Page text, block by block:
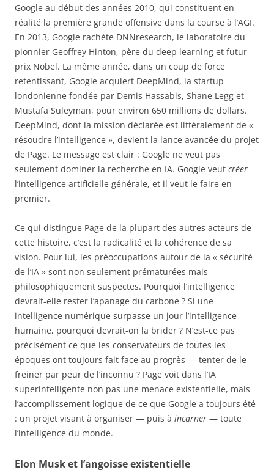
Google au début des années 2010, qui constituent en
réalité la première grande offensive dans la course à l’AGI.
En 2013, Google rachète DNNresearch, le laboratoire du
pionnier Geoffrey Hinton, père du deep learning et futur
prix Nobel. La même année, dans un coup de force
retentissant, Google acquiert DeepMind, la startup
londonienne fondée par Demis Hassabis, Shane Legg et
Mustafa Suleyman, pour environ 650 millions de dollars.
DeepMind, dont la mission déclarée est littéralement de «
résoudre l’intelligence », devient la lance avancée du projet
de Page. Le message est clair : Google ne veut pas
seulement dominer la recherche en IA. Google veut créer
l’intelligence artificielle générale, et il veut le faire en
premier.
Ce qui distingue Page de la plupart des autres acteurs de
cette histoire, c’est la radicalité et la cohérence de sa
vision. Pour lui, les préoccupations autour de la « sécurité
de l’IA » sont non seulement prématurées mais
philosophiquement suspectes. Pourquoi l’intelligence
devrait-elle rester l’apanage du carbone ? Si une
intelligence numérique surpasse un jour l’intelligence
humaine, pourquoi devrait-on la brider ? N’est-ce pas
précisément ce que les conservateurs de toutes les
époques ont toujours fait face au progrès — tenter de le
freiner par peur de l’inconnu ? Page voit dans l’IA
superintelligente non pas une menace existentielle, mais
l’accomplissement logique de ce que Google a toujours été
: un projet visant à organiser — puis à incarner — toute
l’intelligence du monde.
Elon Musk et l’angoisse existentielle